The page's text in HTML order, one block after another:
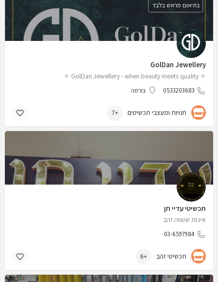
GolDan Jewellery
✧ GolDan Jewellery - when beauty meets quality ✧
0533203683 בורסה
בתיאום מראש בלבד
חנויות ומעצבי תכשיטים +7
תכשיטי עדיי חן
איכות ששווה זהב
03-6597984
תכשיטי זהב +6